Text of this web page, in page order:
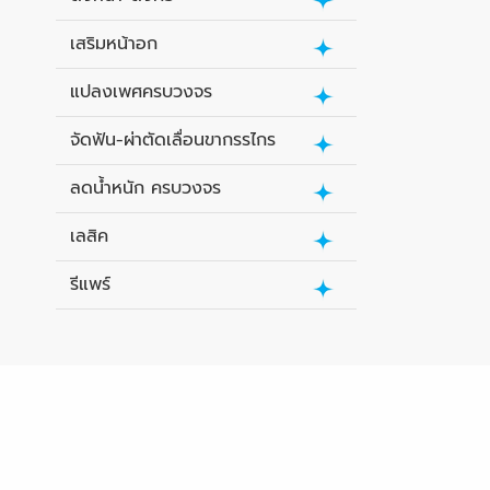
เสริมหน้าอก
แปลงเพศครบวงจร
จัดฟัน-ผ่าตัดเลื่อนขากรรไกร
ลดน้ำหนัก ครบวงจร
เลสิค
รีแพร์